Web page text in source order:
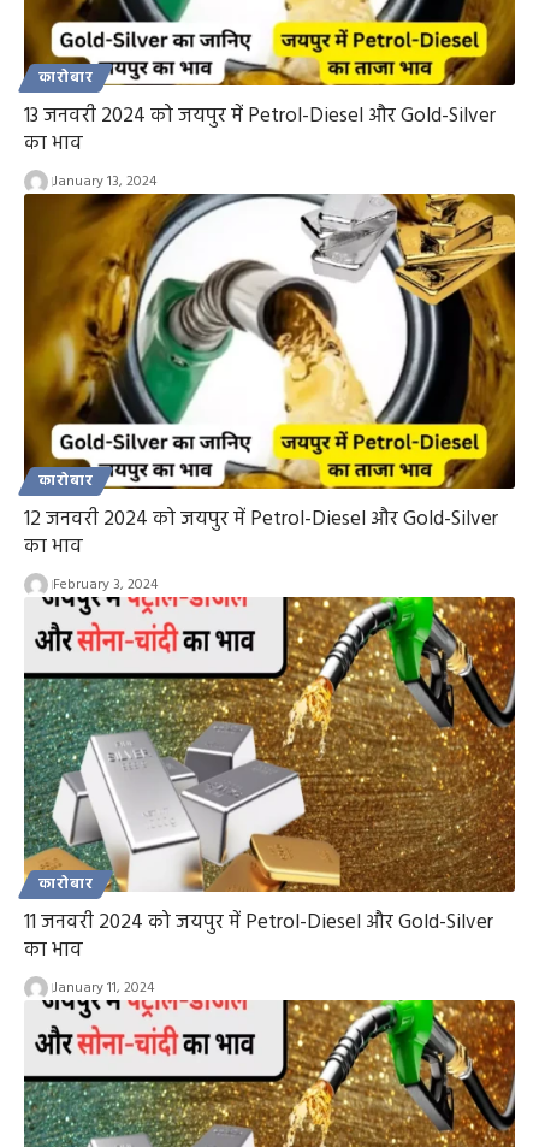
कारोबार
13 जनवरी 2024 को जयपुर में Petrol-Diesel और Gold-Silver
का भाव
January 13, 2024
कारोबार
12 जनवरी 2024 को जयपुर में Petrol-Diesel और Gold-Silver
का भाव
February 3, 2024
कारोबार
11 जनवरी 2024 को जयपुर में Petrol-Diesel और Gold-Silver
का भाव
January 11, 2024